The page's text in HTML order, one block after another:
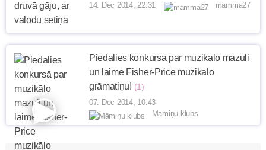
14. Dec 2014, 22:31 mamma27
Piedalies konkursā par muzikālo mazuli
un laimē Fisher-Price muzikālo
grāmatiņu! (1)
07. Dec 2014, 10:43
Māmiņu klubs